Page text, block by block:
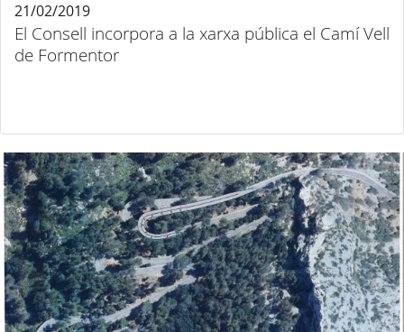
El Consell incorpora a la xarxa pública el Camí Vell
de Formentor
21/02/2019